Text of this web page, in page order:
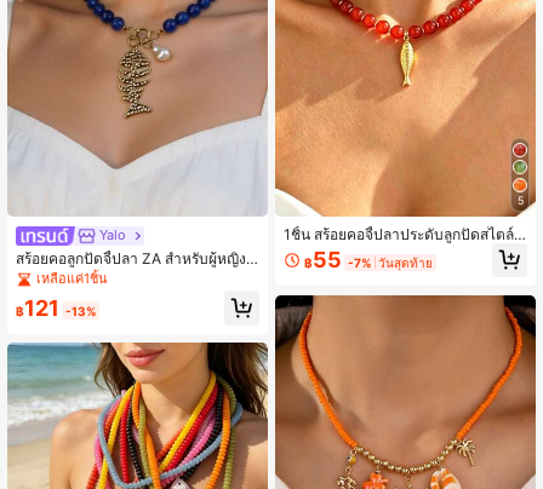
4.85 19K ผู้ติดตาม
4.85
4.85
4.85 19K ผู้ติดตาม
Yalo
สร้อยคอลูกปัดจี้ปลา ZA สำหรับผู้หญิง |
สไตล์โบฮีเมียนทางทะเลหลากสี ของขวั
ญอีสเตอร์ เครื่องประดับปาร์ตี้ชายหาด
เหลือแค่1ชิ้น
฿121 -13%
5
1ชิ้น สร้อยคอจี้ปลาประดับลูกปัดสไตล์โ
บฮีเมียนวินเทจหรูหราสำหรับผู้หญิง เห
มาะสำหรับใส่ประจำวัน วันหยุด และกา
฿55 -7% วันสุดท้าย